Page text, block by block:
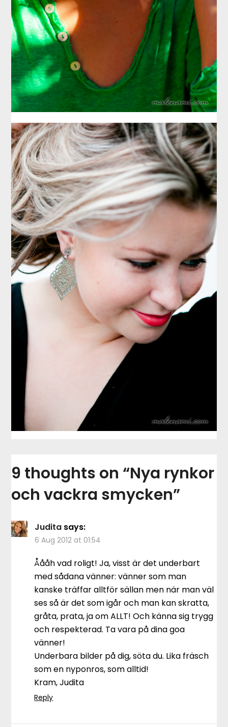
9 thoughts on “Nya rynkor
och vackra smycken”
Judita says:
6 Aug 2012 at 01:54
Åååh vad roligt! Ja, visst är det underbart
med sådana vänner: vänner som man
kanske träffar alltför sällan men när man väl
ses så är det som igår och man kan skratta,
gråta, prata, ja om ALLT! Och känna sig trygg
och respekterad. Ta vara på dina goa
vänner!
Underbara bilder på dig, söta du. Lika fräsch
som en nyponros, som alltid!
Kram, Judita
Reply